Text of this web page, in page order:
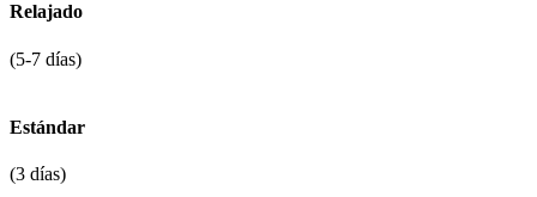
Relajado
(5-7 días)
Estándar
(3 días)